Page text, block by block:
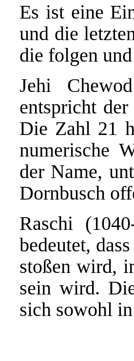
Es ist eine
und die
die folgen
Jehi
entspricht
Die Zahl 21
numerische
der Name,
Dornbusch
Raschi
bedeutet,
stoßen wird,
sein wird.
sich sowohl